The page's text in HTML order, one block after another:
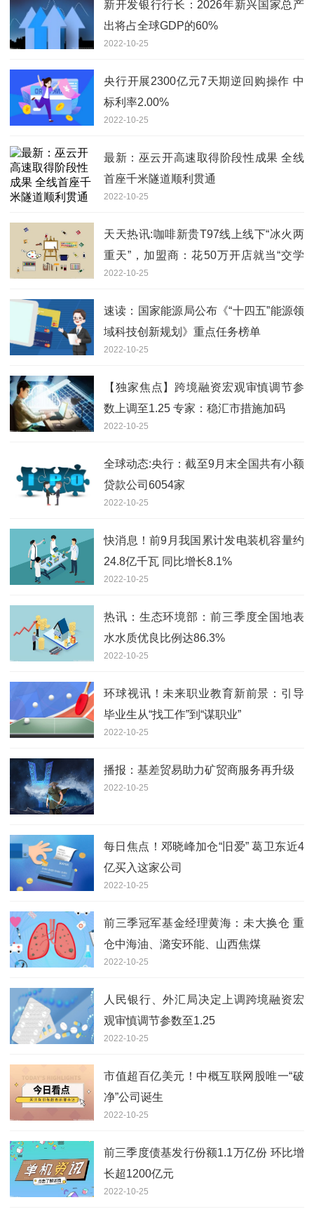
新开发银行行长：2026年新兴国家总产
出将占全球GDP的60%
2022-10-25
央行开展2300亿元7天期逆回购操作 中
标利率2.00%
2022-10-25
最新：巫云开高速取得阶段性成果 全线
首座千米隧道顺利贯通
2022-10-25
天天热讯:咖啡新贵T97线上线下“冰火两
重天”，加盟商：花50万开店就当“交学
费”
2022-10-25
速读：国家能源局公布《“十四五”能源领
域科技创新规划》重点任务榜单
2022-10-25
【独家焦点】跨境融资宏观审慎调节参
数上调至1.25 专家：稳汇市措施加码
2022-10-25
全球动态:央行：截至9月末全国共有小额
贷款公司6054家
2022-10-25
快消息！前9月我国累计发电装机容量约
24.8亿千瓦 同比增长8.1%
2022-10-25
热讯：生态环境部：前三季度全国地表
水水质优良比例达86.3%
2022-10-25
环球视讯！未来职业教育新前景：引导
毕业生从“找工作”到“谋职业”
2022-10-25
播报：基差贸易助力矿贸商服务再升级
2022-10-25
每日焦点！邓晓峰加仓“旧爱” 葛卫东近4
亿买入这家公司
2022-10-25
前三季冠军基金经理黄海：未大换仓 重
仓中海油、潞安环能、山西焦煤
2022-10-25
人民银行、外汇局决定上调跨境融资宏
观审慎调节参数至1.25
2022-10-25
市值超百亿美元！中概互联网股唯一“破
净”公司诞生
2022-10-25
前三季度债基发行份额1.1万亿份 环比增
长超1200亿元
2022-10-25